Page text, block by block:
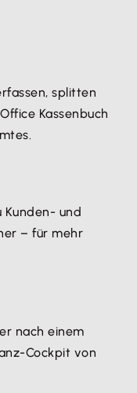
splitten
Kassenbuch
und
– für mehr
nach einem
Cockpit von